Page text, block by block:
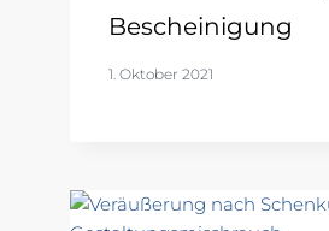
Bescheinigung
1. Oktober 2021